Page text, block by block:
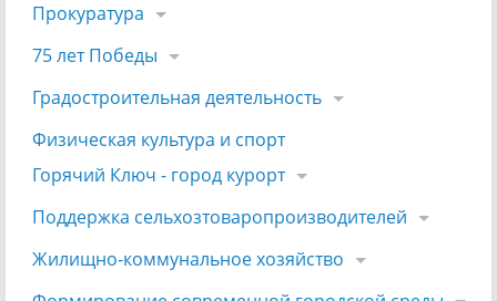
Прокуратура
75 лет Победы
Градостроительная деятельность
Физическая культура и спорт
Горячий Ключ - город курорт
Поддержка сельхозтоваропроизводителей
Жилищно-коммунальное хозяйство